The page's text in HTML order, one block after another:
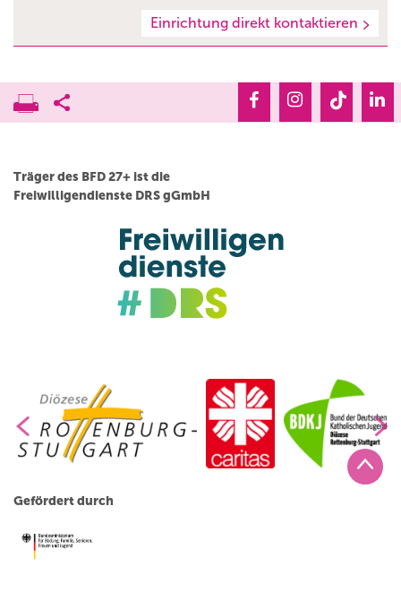
Einrichtung direkt kontaktieren
Träger des BFD 27+ ist die
Freiwilligendienste DRS gGmbH
Gefördert durch